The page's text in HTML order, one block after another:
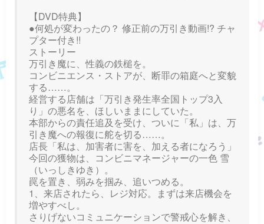
【DVD特典】
●何処が変わったの？ 修正前の万引き動画!? チャ
プター付き!!
ストーリー
万引き魔に、性義の鉄槌を。
コンビニエンス・ストアが、断罪の箱庭へと変貌
する……。
経営する店舗は「万引き発生率全国トップ3入
り」の悪名を、ほしいままにしていた。
本部からの責任追及を受け、ついに「私」は、万
引き魔への報復に舵を切る……。
店長「私は、加害者に害を、加える者になろう」
今回の獲物は、コンビニマネージャーの一色 雪
（いっしきゆき）。
罠を置き、弱みを掴み、追いつめる。
1、来店されたら、レジ対応。まずは来店機会を
増やすべし。
さりげないコミュニケーションで警戒心を解き、